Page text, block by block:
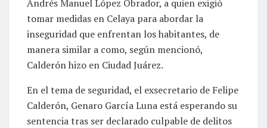
Andrés Manuel López Obrador, a quien exigió
tomar medidas en Celaya para abordar la
inseguridad que enfrentan los habitantes, de
manera similar a como, según mencionó,
Calderón hizo en Ciudad Juárez.
En el tema de seguridad, el exsecretario de Felipe
Calderón, Genaro García Luna está esperando su
sentencia tras ser declarado culpable de delitos